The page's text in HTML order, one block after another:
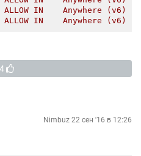
IN
IN    Anywhere (v6)
Nimbuz 22 сен '16 в 12:26